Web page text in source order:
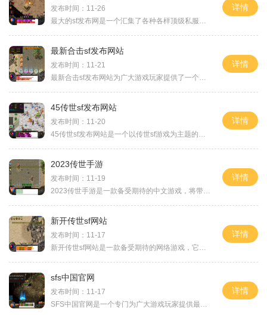
发布时间：11-26
最大的sf发布网是一个汇集了各种各样顶级私服游戏的平台。从经典的传奇私服到热门的仙侠私服，这个网站提供了充分的选择和快速的下载，让玩家们轻松享受各种不同类型的游戏。最
详情
最新合击sf发布网站
发布时间：11-21
最新合击sf发布网站为广大游戏玩家提供了一个全新的游戏体验平台。合击sf游戏是一款引人入胜的多人在线角色扮演游戏，具有独特的玩法和丰富的游戏内容。下面将为大家详细介绍这
详情
45传世sf发布网站
发布时间：11-20
45传世sf发布网站是一个以传世sf游戏为主题的网站，为广大传世sf游戏爱好者提供了一个交流、分享和体验的平台。传世sf游戏是一款非常经典的网络游戏，具有深厚的游戏底蕴和丰富的
详情
2023传世手游
发布时间：11-19
2023传世手游是一款备受期待的中文游戏，将带玩家进入一个充满奇幻世界的冒险旅程。本游戏突破了传统手游玩法的束缚，采用了全新的创新举措，为玩家呈现出令人惊叹的游戏体验。
详情
新开传世sf网站
发布时间：11-17
新开传世sf网站是一款备受期待的网络游戏，它延续了传世游戏的经典玩法，同时加入了一些新的元素，给玩家们带来全新的游戏体验。作为一款角色扮演游戏，新开传世sf网站充满了各
详情
sfs中国官网
发布时间：11-17
SFS中国官网是一个专门为广大游戏玩家提供最新、最热门游戏信息的网站。它是由国内著名游戏公司SFS开发并运营的，为了更好地服务中国玩家而特意建立的官方网站。SFS中国官网还提
详情